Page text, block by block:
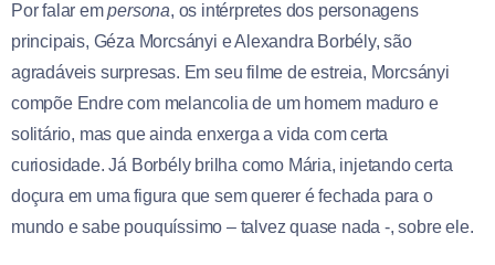
Por falar empersona, os intérpretes dos personagens
principais, Géza Morcsányi e Alexandra Borbély, são
agradáveis surpresas. Em seu filme de estreia, Morcsányi
compõe Endre com melancolia de um homem maduro e
solitário, mas que ainda enxerga a vida com certa
curiosidade. Já Borbély brilha como Mária, injetando certa
doçura em uma figura que sem querer é fechada para o
mundo e sabe pouquíssimo – talvez quase nada -, sobre ele.